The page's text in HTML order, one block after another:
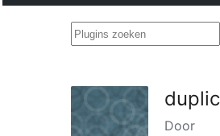
Plugins
Door